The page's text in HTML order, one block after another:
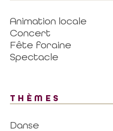
Animation locale
Concert
Fête foraine
Spectacle
THÈMES
Danse